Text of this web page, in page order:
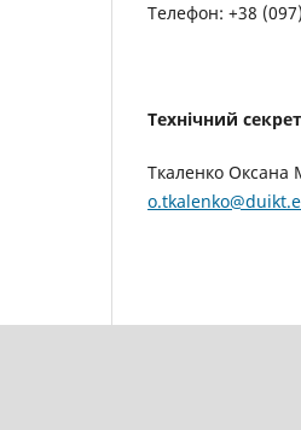
Телефон: +38
Технічний
Ткаленко Оксана